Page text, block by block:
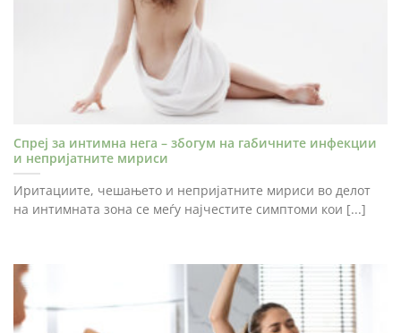
Спреј за интимна нега – збогум на габичните инфекции
и непријатните мириси
Иритациите, чешањето и непријатните мириси во делот
на интимната зона се меѓу најчестите симптоми кои [...]